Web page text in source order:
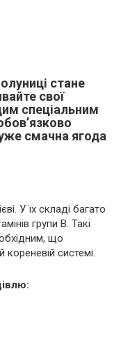
стане
свої
спеціальним
смачна ягода
У їх складі багато
групи В. Такі
що
кореневій системі.